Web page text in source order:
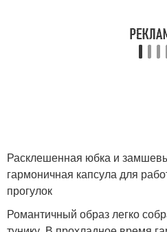
Расклешенная юбка и
гармоничная капсула для
прогулок
Романтичный образ легко